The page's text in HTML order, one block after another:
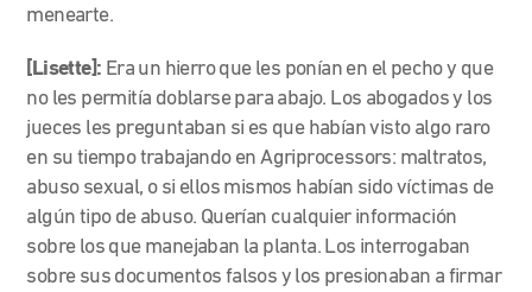
menearte.
[Lisette]: Era un hierro que les ponían en el pecho y que
no les permitía doblarse para abajo. Los abogados y los
jueces les preguntaban si es que habían visto algo raro
en su tiempo trabajando en Agriprocessors: maltratos,
abuso sexual, o si ellos mismos habían sido víctimas de
algún tipo de abuso. Querían cualquier información
sobre los que manejaban la planta. Los interrogaban
sobre sus documentos falsos y los presionaban a firmar